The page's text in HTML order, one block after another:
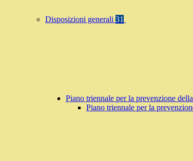
Disposizioni generali 31
Piano triennale per la prevenzione
Piano triennale per la